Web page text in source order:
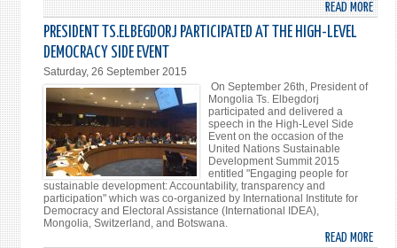
READ MORE
PRESIDENT TS.ELBEGDORJ PARTICIPATED AT THE HIGH-LEVEL
DEMOCRACY SIDE EVENT
Saturday, 26 September 2015
On September 26th, President of
Mongolia Ts. Elbegdorj
participated and delivered a
speech in the High-Level Side
Event on the occasion of the
United Nations Sustainable
Development Summit 2015
entitled "Engaging people for
sustainable development: Accountability, transparency and
participation" which was co-organized by International Institute for
Democracy and Electoral Assistance (International IDEA),
Mongolia, Switzerland, and Botswana.
READ MORE